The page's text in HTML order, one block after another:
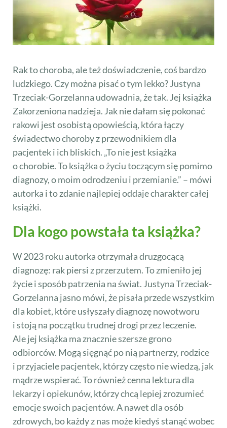
Rak to choroba, ale też doświadczenie, coś bardzo
ludzkiego. Czy można pisać o tym lekko? Justyna
Trzeciak-Gorzelanna udowadnia, że tak. Jej książka
Zakorzeniona nadzieja. Jak nie dałam się pokonać
rakowi jest osobistą opowieścią, która łączy
świadectwo choroby z przewodnikiem dla
pacjentek i ich bliskich. „To nie jest książka
o chorobie. To książka o życiu toczącym się pomimo
diagnozy, o moim odrodzeniu i przemianie.” – mówi
autorka i to zdanie najlepiej oddaje charakter całej
książki.
Dla kogo powstała ta książka?
W 2023 roku autorka otrzymała druzgocącą
diagnozę: rak piersi z przerzutem. To zmieniło jej
życie i sposób patrzenia na świat. Justyna Trzeciak-
Gorzelanna jasno mówi, że pisała przede wszystkim
dla kobiet, które usłyszały diagnozę nowotworu
i stoją na początku trudnej drogi przez leczenie.
Ale jej książka ma znacznie szersze grono
odbiorców. Mogą sięgnąć po nią partnerzy, rodzice
i przyjaciele pacjentek, którzy często nie wiedzą, jak
mądrze wspierać. To również cenna lektura dla
lekarzy i opiekunów, którzy chcą lepiej zrozumieć
emocje swoich pacjentów. A nawet dla osób
zdrowych, bo każdy z nas może kiedyś stanąć wobec